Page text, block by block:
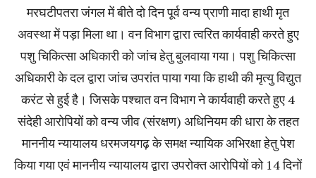
मरघटीपतरा जंगल में बीते दो दिन पूर्व वन्य प्राणी मादा हाथी मृत
अवस्था में पड़ा मिला था। वन विभाग द्वारा त्वरित कार्यवाही करते हुए
पशु चिकित्सा अधिकारी को जांच हेतु बुलवाया गया। पशु चिकित्सा
अधिकारी के दल द्वारा जांच उपरांत पाया गया कि हाथी की मृत्यु विद्युत
करंट से हुई है। जिसके पश्चात वन विभाग ने कार्यवाही करते हुए 4
संदेही आरोपियों को वन्य जीव (संरक्षण) अधिनियम की धारा के तहत
माननीय न्यायालय धरमजयगढ़ के समक्ष न्यायिक अभिरक्षा हेतु पेश
किया गया एवं माननीय न्यायालय द्वारा उपरोक्त आरोपियों को 14 दिनों